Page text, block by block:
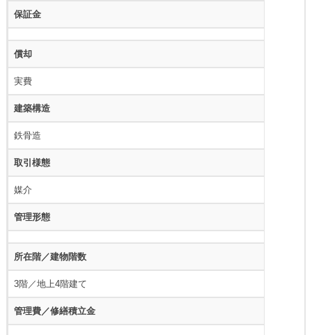
保証金
償却
実費
建築構造
鉄骨造
取引様態
媒介
管理形態
所在階／建物階数
3階／地上4階建て
管理費／修繕積立金